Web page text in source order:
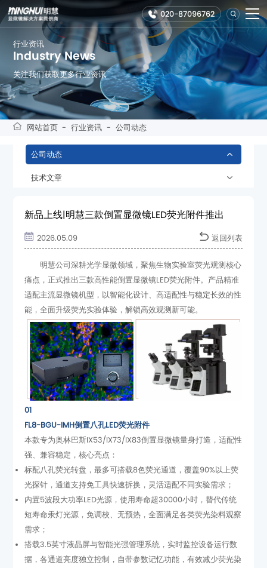
020-87096762
行业资讯
Industry News
关注我们获取更多行业资讯
网站首页 - 行业资讯 - 公司动态
公司动态
技术文章
新品上线|明慧三款倒置显微镜LED荧光附件推出
2026.05.09 返回列表
能，全面升级荧光实验体验，解锁高效观测新可能。
01
FL8-BGU-IMH倒置八孔LED荧光附件
强、兼容稳定，核心亮点：
光探针，通道支持免工具快速拆换，灵活适配不同实验需求；
需求；